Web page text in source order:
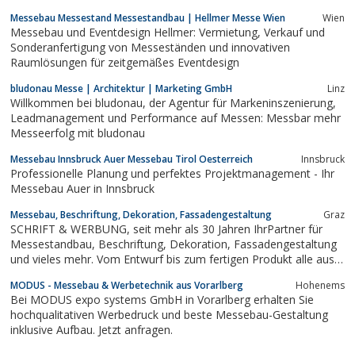
Innenausstattung auf Basis einer ganzheitlichen Betreuung
umzusetzen.
Messebau Messestand Messestandbau | Hellmer Messe Wien Wien
Messebau und Eventdesign Hellmer: Vermietung, Verkauf und
Sonderanfertigung von Messeständen und innovativen
Raumlösungen für zeitgemäßes Eventdesign
bludonau Messe | Architektur | Marketing GmbH Linz
Willkommen bei bludonau, der Agentur für Markeninszenierung,
Leadmanagement und Performance auf Messen: Messbar mehr
Messeerfolg mit bludonau
Messebau Innsbruck Auer Messebau Tirol Oesterreich Innsbruck
Professionelle Planung und perfektes Projektmanagement - Ihr
Messebau Auer in Innsbruck
Messebau, Beschriftung, Dekoration, Fassadengestaltung Graz
SCHRIFT & WERBUNG, seit mehr als 30 Jahren IhrPartner für
Messestandbau, Beschriftung, Dekoration, Fassadengestaltung
und vieles mehr. Vom Entwurf bis zum fertigen Produkt alle aus
MODUS - Messebau & Werbetechnik aus Vorarlberg Hohenems
Bei MODUS expo systems GmbH in Vorarlberg erhalten Sie
hochqualitativen Werbedruck und beste Messebau-Gestaltung
inklusive Aufbau. Jetzt anfragen.